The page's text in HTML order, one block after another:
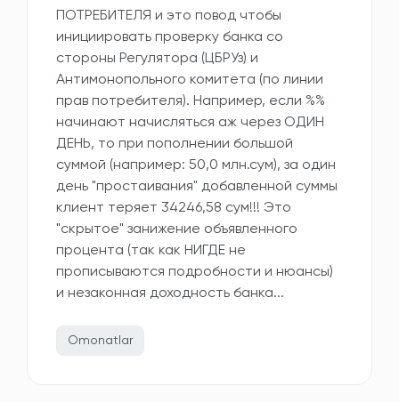
ПОТРЕБИТЕЛЯ и это повод чтобы
инициировать проверку банка со
стороны Регулятора (ЦБРУз) и
Антимонопольного комитета (по линии
прав потребителя). Например, если %%
начинают начисляться аж через ОДИН
ДЕНЬ, то при пополнении большой
суммой (например: 50,0 млн.сум), за один
день "простаивания" добавленной суммы
клиент теряет 34246,58 сум!!! Это
"скрытое" занижение объявленного
процента (так как НИГДЕ не
прописываются подробности и нюансы)
и незаконная доходность банка...
Omonatlar